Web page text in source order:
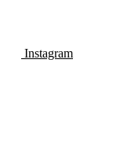
Instagram